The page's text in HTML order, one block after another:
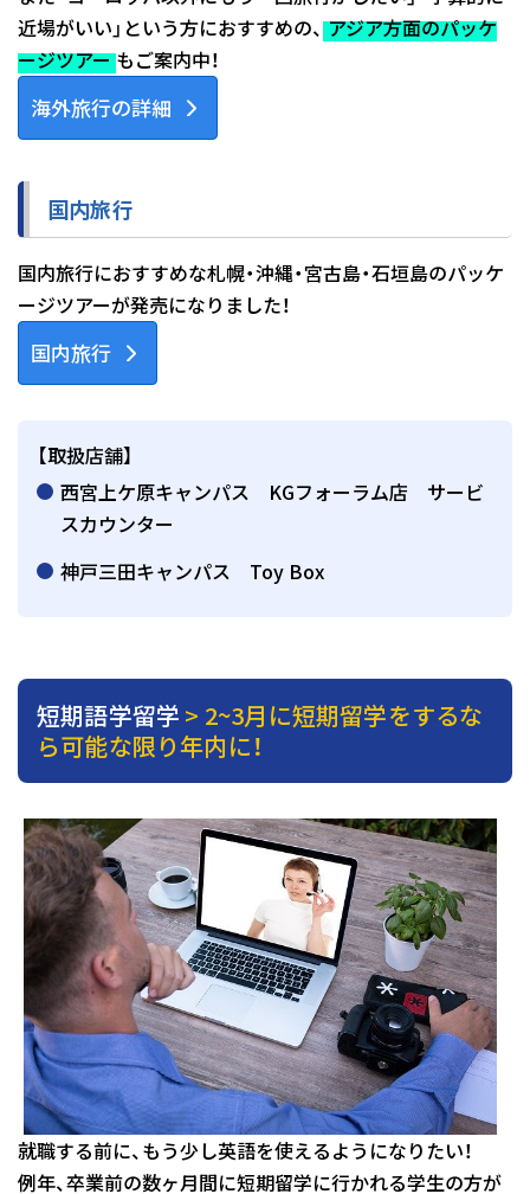
近場がいい」という方におすすめの、 アジア方面のパッケ
ージツアー もご案内中！
海外旅行の詳細
国内旅行
国内旅行におすすめな札幌・沖縄・宮古島・石垣島のパッケ
ージツアーが発売になりました！
国内旅行
【取扱店舗】
西宮上ケ原キャンパス KGフォーラム店 サービ
スカウンター
神戸三田キャンパス Toy Box
短期語学留学 > 2~3月に短期留学をするな
ら可能な限り年内に！
就職する前に、もう少し英語を使えるようになりたい！
例年、卒業前の数ヶ月間に短期留学に行かれる学生の方が